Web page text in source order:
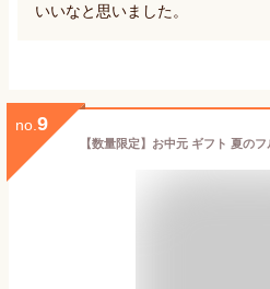
いいなと思いました。
no. 9